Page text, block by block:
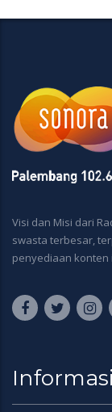
Visi dan Misi dari
swasta terbesar,
penyediaan